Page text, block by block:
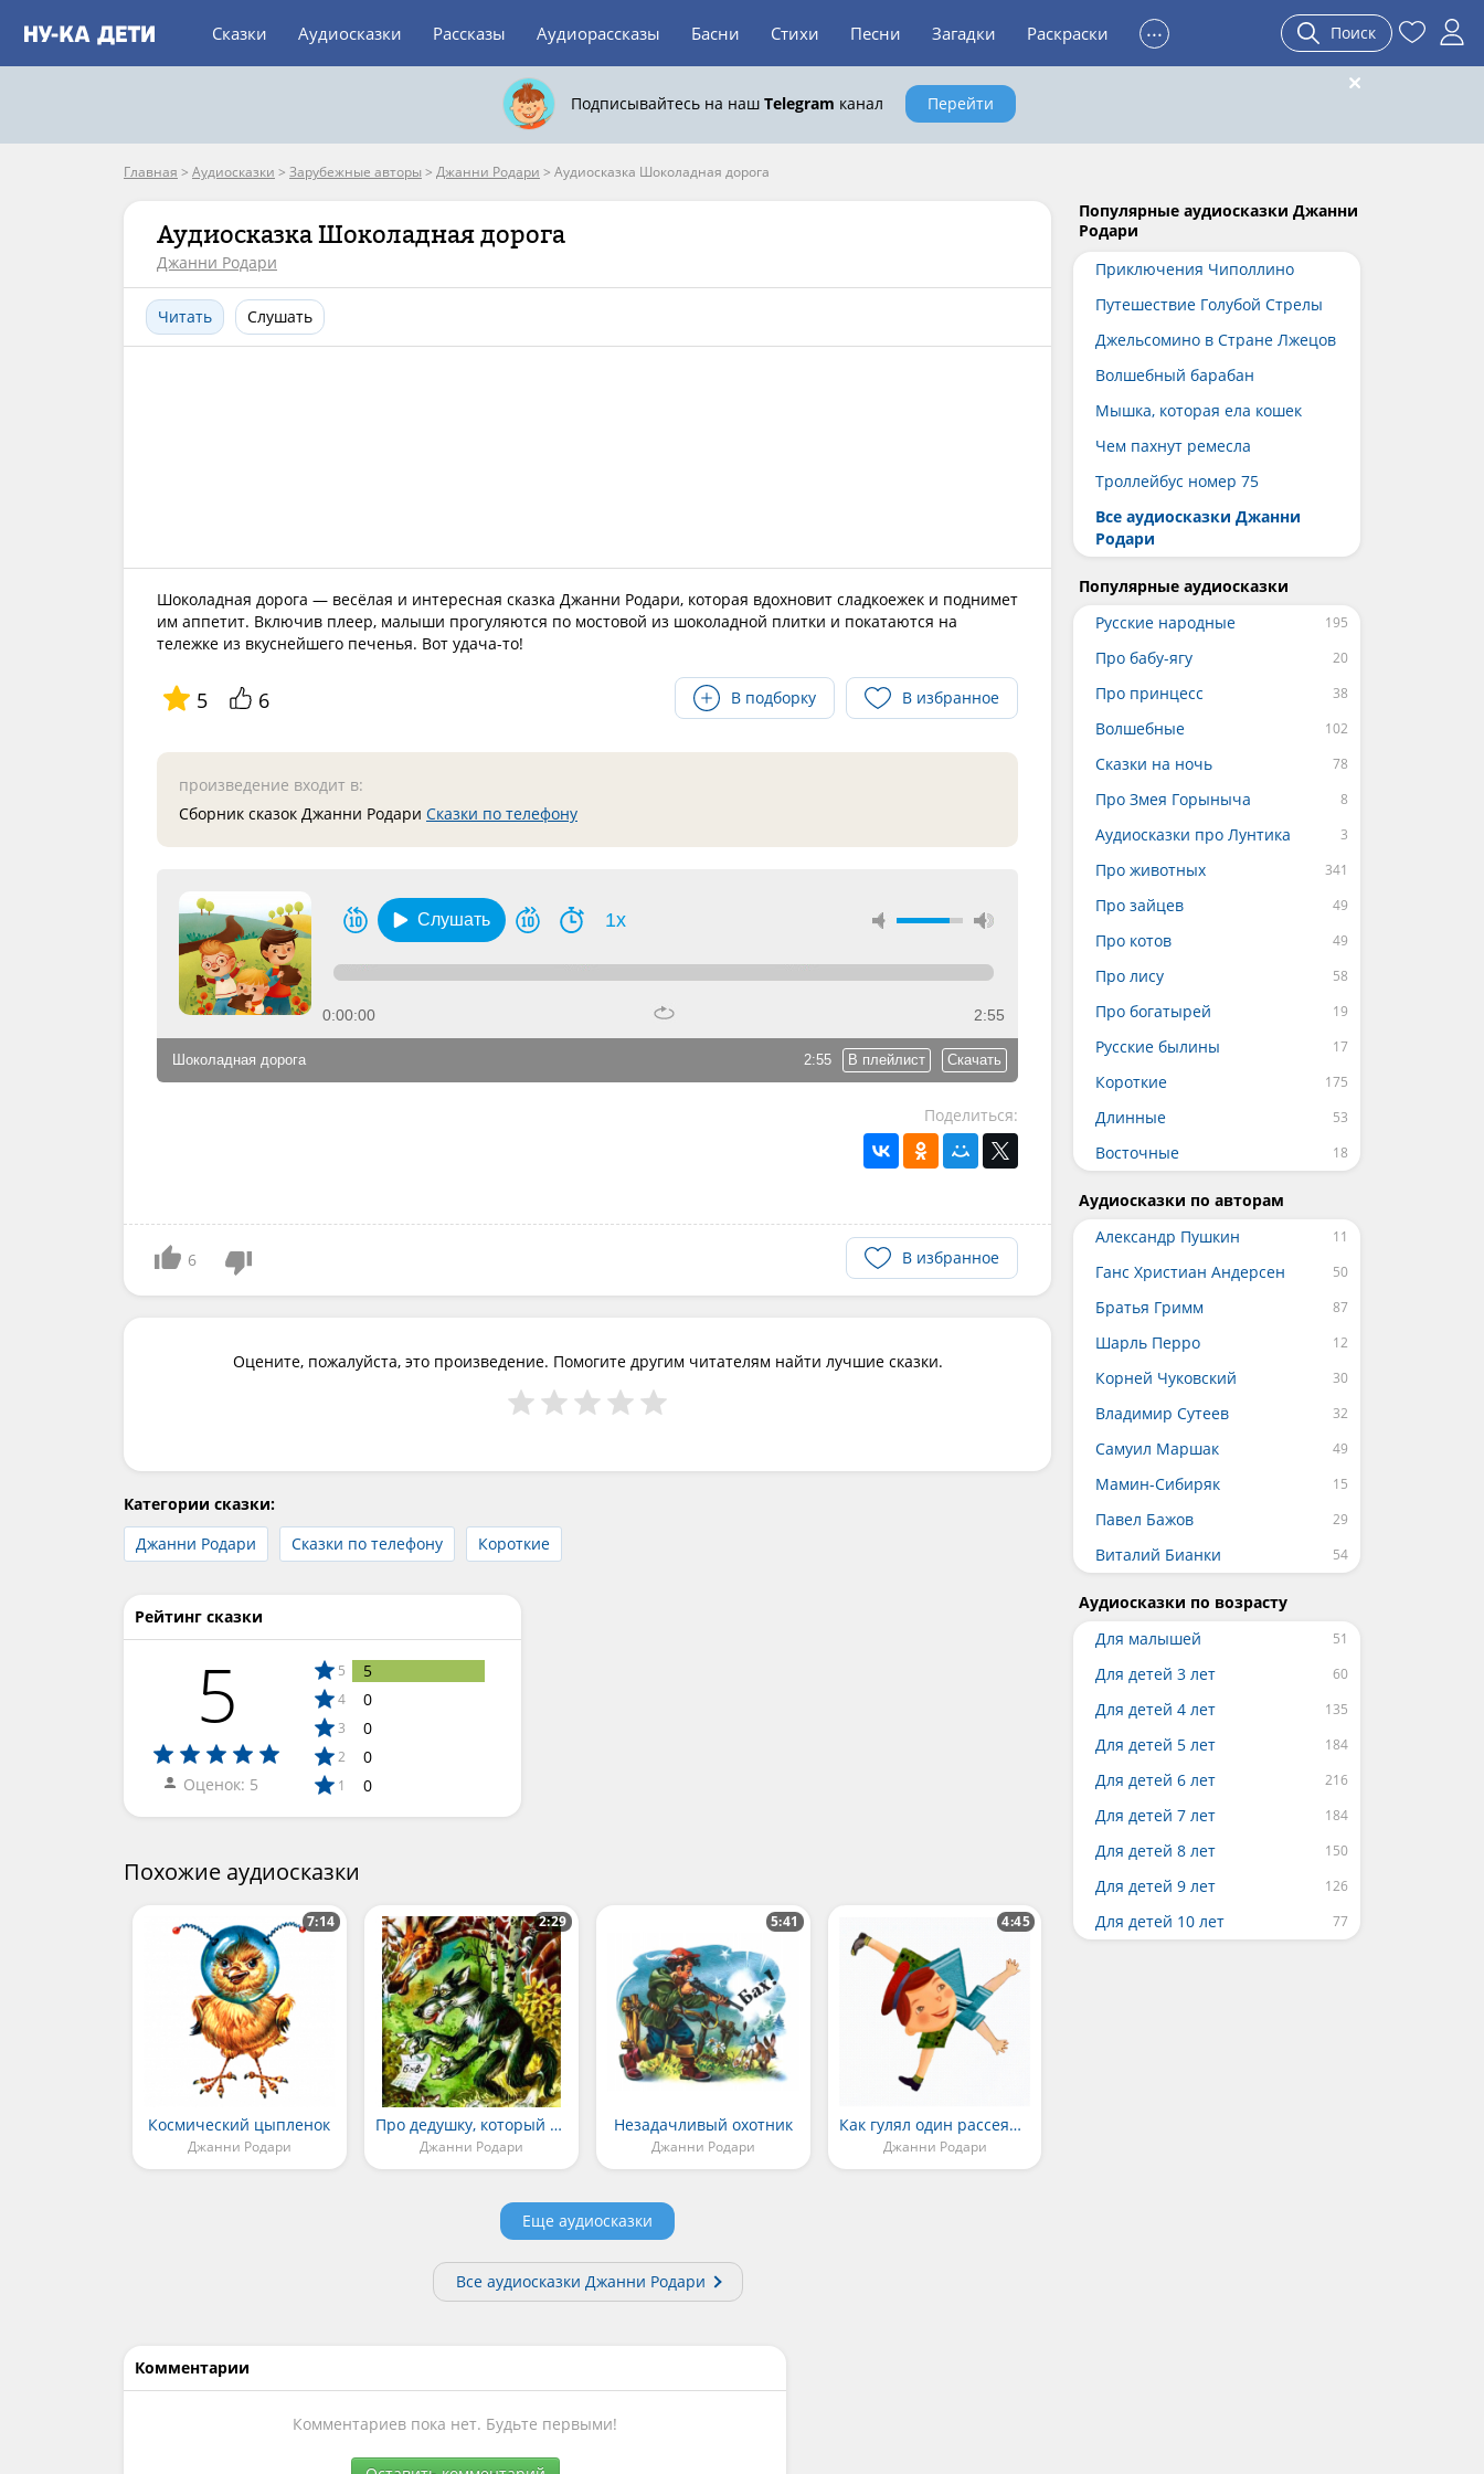
Сказки Аудиосказки Рассказы Аудиорассказы Басни Стихи Песни Загадки Раскраски ... Поиск
Подписывайтесь на наш Telegram канал Перейти
Главная > Аудиосказки > Зарубежные авторы > Джанни Родари > Аудиосказка Шоколадная дорога
Аудиосказка Шоколадная дорога
Джанни Родари
Читать Слушать
Шоколадная дорога — весёлая и интересная сказка Джанни Родари, которая вдохновит сладкоежек и поднимет
им аппетит. Включив плеер, малыши прогуляются по мостовой из шоколадной плитки и покатаются на
тележке из вкуснейшего печенья. Вот удача-то!
5 6 В подборку В избранное
произведение входит в:
Сборник сказок Джанни Родари Сказки по телефону
Слушать 1x
0:00:00 2:55
2:55 В плейлист Скачать
Шоколадная дорога
Поделиться:
6 В избранное
Оцените, пожалуйста, это произведение. Помогите другим читателям найти лучшие сказки.
Категории сказки:
Джанни Родари
Сказки по телефону Короткие
Рейтинг сказки
5
Оценок: 5
5 5
4 0
3 0
2 0
1 0
Похожие аудиосказки
Космический цыпленок
Джанни Родари
7:14
Про дедушку, который не умел рассказывать сказки
Джанни Родари
2:29
Незадачливый охотник
Джанни Родари
5:41
Как гулял один рассеянный
Джанни Родари
4:45
Еще аудиосказки
Все аудиосказки Джанни Родари
Комментарии
Комментариев пока нет. Будьте первыми!
Популярные аудиосказки Джанни
Родари
Приключения Чиполлино
Путешествие Голубой Стрелы
Джельсомино в Стране Лжецов
Волшебный барабан
Мышка, которая ела кошек
Чем пахнут ремесла
Троллейбус номер 75
Все аудиосказки Джанни
Родари
Популярные аудиосказки
Русские народные
Про бабу-ягу
Про принцесс
Волшебные
Сказки на ночь
Про Змея Горыныча
Аудиосказки про Лунтика
Про животных
Про зайцев
Про котов
Про лису
Про богатырей
Русские былины
Короткие
Длинные
Восточные
Аудиосказки по авторам
Александр Пушкин
Ганс Христиан Андерсен
Братья Гримм
Шарль Перро
Корней Чуковский
Владимир Сутеев
Самуил Маршак
Мамин-Сибиряк
Павел Бажов
Виталий Бианки
Аудиосказки по возрасту
Для малышей
Для детей 3 лет
Для детей 4 лет
Для детей 5 лет
Для детей 6 лет
Для детей 7 лет
Для детей 8 лет
Для детей 9 лет
Для детей 10 лет